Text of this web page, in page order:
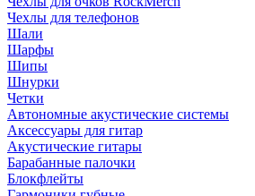
Чехлы для телефонов
Шали
Шарфы
Шипы
Шнурки
Четки
Автономные акустические системы
Аксессуары для гитар
Акустические гитары
Барабанные палочки
Блокфлейты